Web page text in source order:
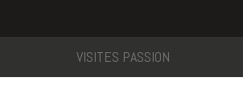
VISITES PASSION